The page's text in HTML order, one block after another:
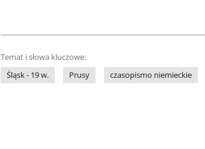
Temat i słowa kluczowe:
Śląsk - 19 w.
Prusy czasopismo niemieckie